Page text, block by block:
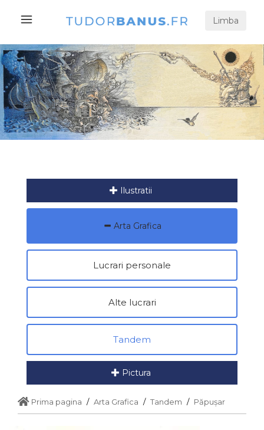
Limba
Ilustratii
Arta Grafica
Lucrari personale
Alte lucrari
Tandem
Pictura
Prima pagina Arta Grafica Tandem Păpușar